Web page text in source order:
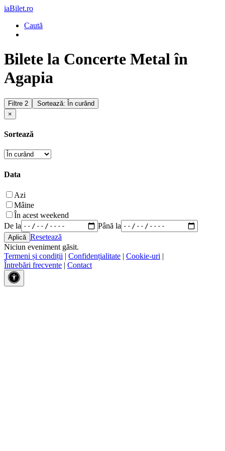
iaBilet.ro
Caută
Bilete la Concerte Metal în
Agapia
Filtre 2
Sortează: În curând
×
Sortează
Data
Azi
Mâine
În acest weekend
De la
Până la
Resetează
Niciun eveniment găsit.
Termeni și condiții | Confidențialitate | Cookie-uri |
Întrebări frecvente | Contact